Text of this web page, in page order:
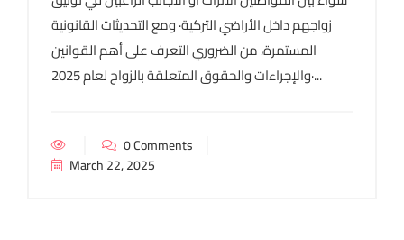
زواجهم داخل الأراضي التركية· ومع التحديثات القانونية
المستمرة، من الضروري التعرف على أهم القوانين
والإجراءات والحقوق المتعلقة بالزواج لعام 2025·...
0 Comments
March 22, 2025